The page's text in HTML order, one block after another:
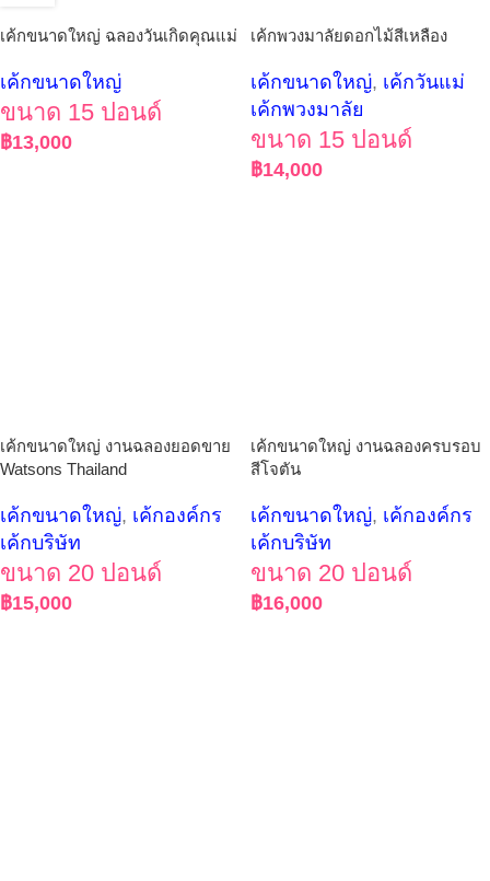
เค้กขนาดใหญ่ ฉลองวันเกิดคุณแม่
เค้กขนาดใหญ่
ขนาด 15 ปอนด์
฿13,000
เค้กพวงมาลัยดอกไม้สีเหลือง
เค้กขนาดใหญ่, เค้กวันแม่
เค้กพวงมาลัย
ขนาด 15 ปอนด์
฿14,000
เค้กขนาดใหญ่ งานฉลองยอดขาย
Watsons Thailand
เค้กขนาดใหญ่, เค้กองค์กร
เค้กบริษัท
ขนาด 20 ปอนด์
฿15,000
เค้กขนาดใหญ่ งานฉลองครบรอบ
สีโจตัน
เค้กขนาดใหญ่, เค้กองค์กร
เค้กบริษัท
ขนาด 20 ปอนด์
฿16,000